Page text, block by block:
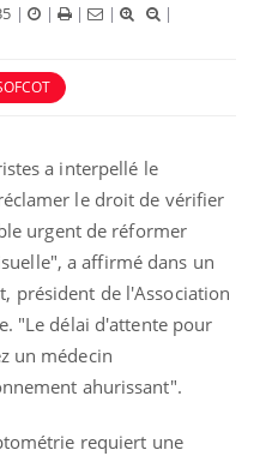
| | | |
|
a interpellé le
le droit de vérifier
urgent de réformer
a affirmé dans un
président de l'Association
"Le délai d'attente pour
un médecin
ahurissant".
requiert une